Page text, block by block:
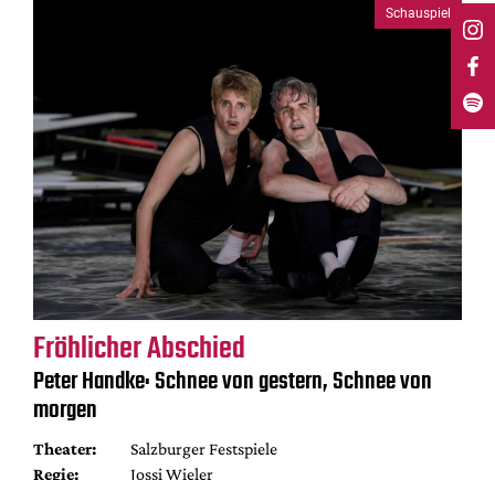
Schauspiel
Fröhlicher Abschied
Peter Handke: Schnee von gestern, Schnee von
morgen
Theater:
Salzburger Festspiele
Regie:
Jossi Wieler